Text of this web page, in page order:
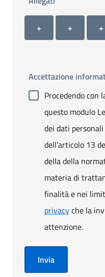
Allegato 1
+
Allegato 2
+ +
Accettazione
Procedendo con
questo modulo
dei dati
dell'articolo 13
della della
materia di
finalità e nei
privacyche la
attenzione.
Invia